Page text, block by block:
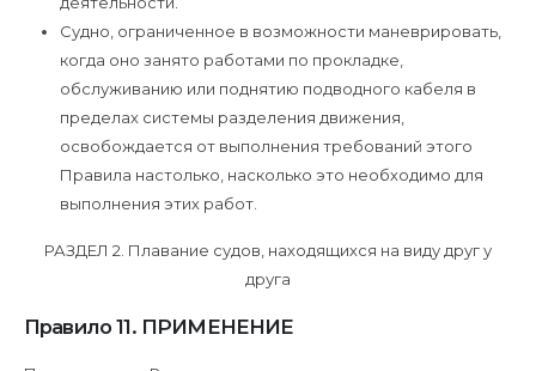
Судно, ограниченное в возможности маневрировать,
когда оно занято работами по прокладке,
обслуживанию или поднятию подводного кабеля в
пределах системы разделения движения,
освобождается от выполнения требований этого
Правила настолько, насколько это необходимо для
выполнения этих работ.
РАЗДЕЛ 2. Плавание судов, находящихся на виду друг у
друга
Правило 11. ПРИМЕНЕНИЕ